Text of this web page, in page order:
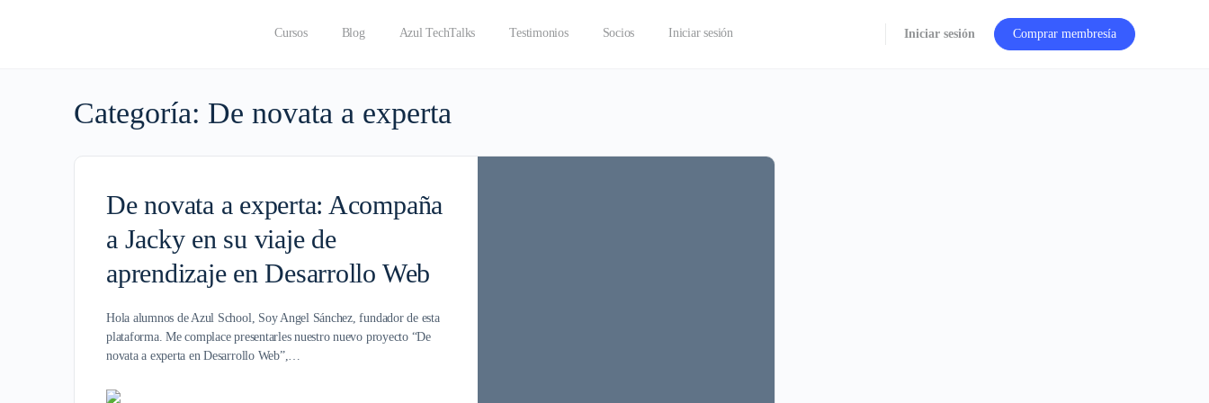
Cursos Blog Azul TechTalks Testimonios Socios Iniciar sesión Iniciar sesión Comprar membresía
Categoría: De novata a experta
De novata a experta: Acompaña
a Jacky en su viaje de
aprendizaje en Desarrollo Web
Hola alumnos de Azul School, Soy Angel Sánchez, fundador de esta
plataforma. Me complace presentarles nuestro nuevo proyecto “De
novata a experta en Desarrollo Web”,…